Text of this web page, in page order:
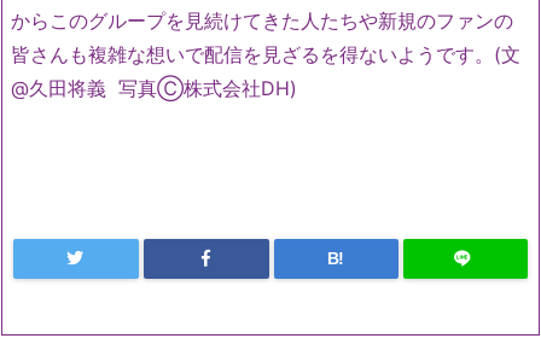
からこのグループを見続けてきた人たちや新規のファンの
皆さんも複雑な想いで配信を見ざるを得ないようです。(文
@久田将義 写真Ⓒ株式会社DH)
B!